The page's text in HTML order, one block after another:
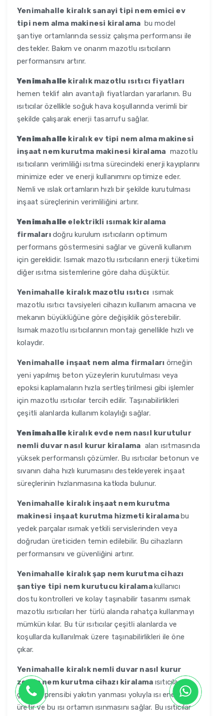
Yenimahalle kiralık sanayi tipi nem emici ev
tipi nem alma makinesi kiralama bu model
şantiye ortamlarında sessiz çalışma performansı ile
destekler. Bakım ve onarım mazotlu ısıtıcıların
performansını artırır.
Yenimahalle kiralık mazotlu ısıtıcı fiyatları
hemen teklif alın avantajlı fiyatlardan yararlanın. Bu
ısıtıcılar özellikle soğuk hava koşullarında verimli bir
şekilde çalışarak enerji tasarrufu sağlar.
Yenimahalle kiralık ev tipi nem alma makinesi
inşaat nem kurutma makinesi kiralama mazotlu
ısıtıcıların verimliliği ısıtma sürecindeki enerji kayıplarını
minimize eder ve enerji kullanımını optimize eder.
Nemli ve ıslak ortamların hızlı bir şekilde kurutulması
inşaat süreçlerinin verimliliğini artırır.
Yenimahalle elektrikli ısımak kiralama
firmaları doğru kurulum ısıtıcıların optimum
performans göstermesini sağlar ve güvenli kullanım
için gereklidir. Isımak mazotlu ısıtıcıların enerji tüketimi
diğer ısıtma sistemlerine göre daha düşüktür.
Yenimahalle kiralık mazotlu ısıtıcı ısımak
mazotlu ısıtıcı tavsiyeleri cihazın kullanım amacına ve
mekanın büyüklüğüne göre değişiklik gösterebilir.
Isımak mazotlu ısıtıcılarının montajı genellikle hızlı ve
kolaydır.
Yenimahalle inşaat nem alma firmaları örneğin
yeni yapılmış beton yüzeylerin kurutulması veya
epoksi kaplamaların hızla sertleştirilmesi gibi işlemler
için mazotlu ısıtıcılar tercih edilir. Taşınabilirlikleri
çeşitli alanlarda kullanım kolaylığı sağlar.
Yenimahalle kiralık evde nem nasıl kurutulur
nemli duvar nasıl kurur kiralama alan ısıtmasında
yüksek performanslı çözümler. Bu ısıtıcılar betonun ve
sıvanın daha hızlı kurumasını destekleyerek inşaat
süreçlerinin hızlanmasına katkıda bulunur.
Yenimahalle kiralık inşaat nem kurutma
makinesi inşaat kurutma hizmeti kiralamabu
yedek parçalar ısımak yetkili servislerinden veya
doğrudan üreticiden temin edilebilir. Bu cihazların
performansını ve güvenliğini artırır.
Yenimahalle kiralık şap nem kurutma cihazı
şantiye tipi nem kurutucu kiralamakullanıcı
dostu kontrolleri ve kolay taşınabilir tasarımı ısımak
mazotlu ısıtıcıları her türlü alanda rahatça kullanmayı
mümkün kılar. Bu tür ısıtıcılar çeşitli alanlarda ve
koşullarda kullanılmak üzere taşınabilirlikleri ile öne
çıkar.
Yenimahalle kiralık nemli duvar nasıl kurur
zemin nem kurutma cihazı kiralama ısıtıcıların
çalışma prensibi yakıtın yanması yoluyla ısı enerjisi
üretir ve bu ısı ortamın ısınmasını sağlar. Bu ısıtıcılar